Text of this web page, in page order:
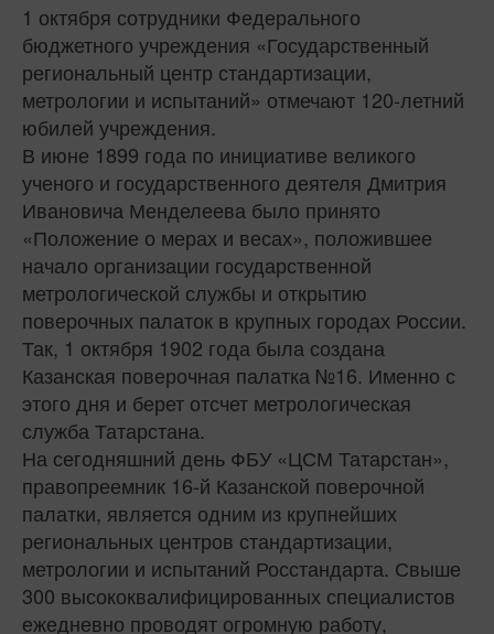
1 октября сотрудники Федерального
бюджетного учреждения «Государственный
региональный центр стандартизации,
метрологии и испытаний» отмечают 120-летний
юбилей учреждения.
В июне 1899 года по инициативе великого
ученого и государственного деятеля Дмитрия
Ивановича Менделеева было принято
«Положение о мерах и весах», положившее
начало организации государственной
метрологической службы и открытию
поверочных палаток в крупных городах России.
Так, 1 октября 1902 года была создана
Казанская поверочная палатка №16. Именно с
этого дня и берет отсчет метрологическая
служба Татарстана.
На сегодняшний день ФБУ «ЦСМ Татарстан»,
правопреемник 16-й Казанской поверочной
палатки, является одним из крупнейших
региональных центров стандартизации,
метрологии и испытаний Росстандарта. Свыше
300 высококвалифицированных специалистов
ежедневно проводят огромную работу,